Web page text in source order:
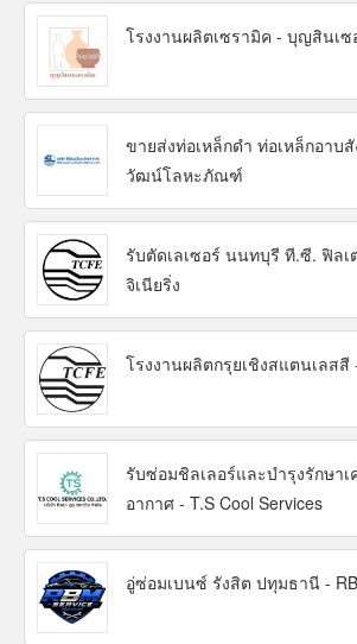
โรงงานผลิตเซรามิค - บุญสินเซ
ขายส่งท่อเหล็กดำ ท่อเหล็กอาบ
วัฒน์โลหะภัณฑ์
รับตัดเลเซอร์ นนทบุรี ที.ซี. ฟิลเ
จิเนียริ่ง
โรงงานผลิตกรุยเชิงสแตนเลสสี
รับซ่อมชิลเลอร์และบำรุงรักษาเ
อากาศ - T.S Cool Services
อู่ซ่อมเบนซ์ รังสิต ปทุมธานี -